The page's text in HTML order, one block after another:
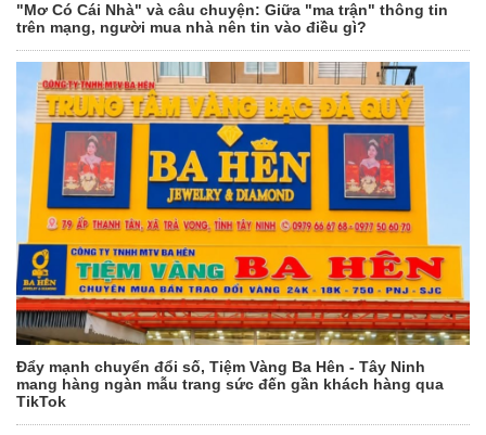
"Mơ Có Cái Nhà" và câu chuyện: Giữa "ma trận" thông tin
trên mạng, người mua nhà nên tin vào điều gì?
Đẩy mạnh chuyển đổi số, Tiệm Vàng Ba Hên - Tây Ninh
mang hàng ngàn mẫu trang sức đến gần khách hàng qua
TikTok